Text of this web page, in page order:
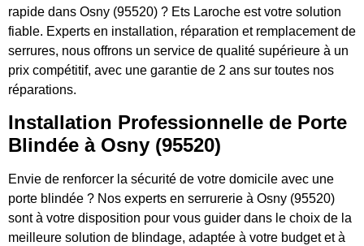
rapide dans Osny (95520) ? Ets Laroche est votre solution
fiable. Experts en installation, réparation et remplacement de
serrures, nous offrons un service de qualité supérieure à un
prix compétitif, avec une garantie de 2 ans sur toutes nos
réparations.
Installation Professionnelle de Porte
Blindée à Osny (95520)
Envie de renforcer la sécurité de votre domicile avec une
porte blindée ? Nos experts en serrurerie à Osny (95520)
sont à votre disposition pour vous guider dans le choix de la
meilleure solution de blindage, adaptée à votre budget et à